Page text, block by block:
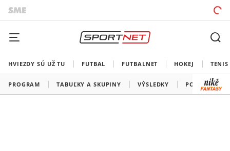
HVIEZDY SÚ UŽ TU FUTBAL FUTBALNET HOKEJ TENIS
PROGRAM TABUĽKY A SKUPINY VÝSLEDKY PORADIE